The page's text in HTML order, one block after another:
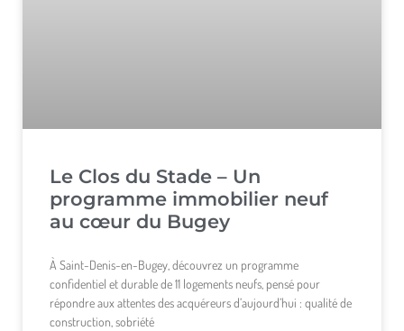
Le Clos du Stade – Un
programme immobilier neuf
au cœur du Bugey
À Saint-Denis-en-Bugey, découvrez un programme
confidentiel et durable de 11 logements neufs, pensé pour
répondre aux attentes des acquéreurs d’aujourd’hui : qualité de
construction, sobriété